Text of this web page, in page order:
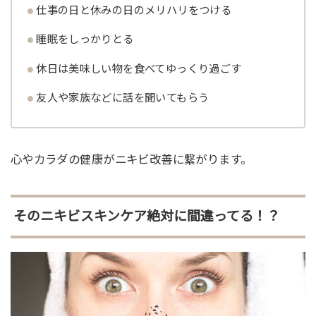
仕事の日と休みの日のメリハリをつける
睡眠をしっかりとる
休日は美味しい物を食べてゆっくり過ごす
友人や家族などに話を聞いてもらう
心やカラダの健康がニキビ改善に繋がります。
そのニキビスキンケア絶対に間違ってる！？